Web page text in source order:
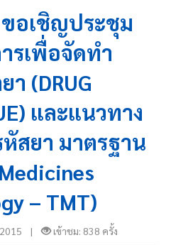
อเชิญประชุม
รเพื่อจัดทำ
(DRUG
และแนวทาง
สยา มาตรฐาน
– TMT)
. 2015 | เข้าชม: 838 ครั้ง